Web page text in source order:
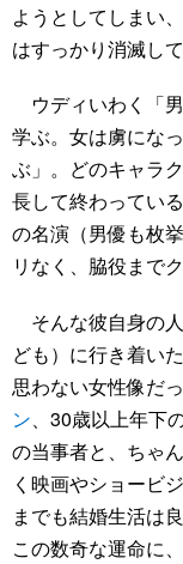
ようとしてしまい
はすっかり消滅し
ウディいわく「
学ぶ。女は虜にな
ぶ」。どのキャラ
長して終わってい
の名演（男優も枚
リなく、脇役まで
そんな彼自身の
ども）に行き着い
思わない女性像だっ
ン、30歳以上年下
の当事者と、ちゃ
く映画やショービ
までも結婚生活は
この数奇な運命に